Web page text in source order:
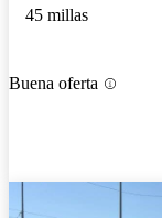
45 millas
Buena oferta